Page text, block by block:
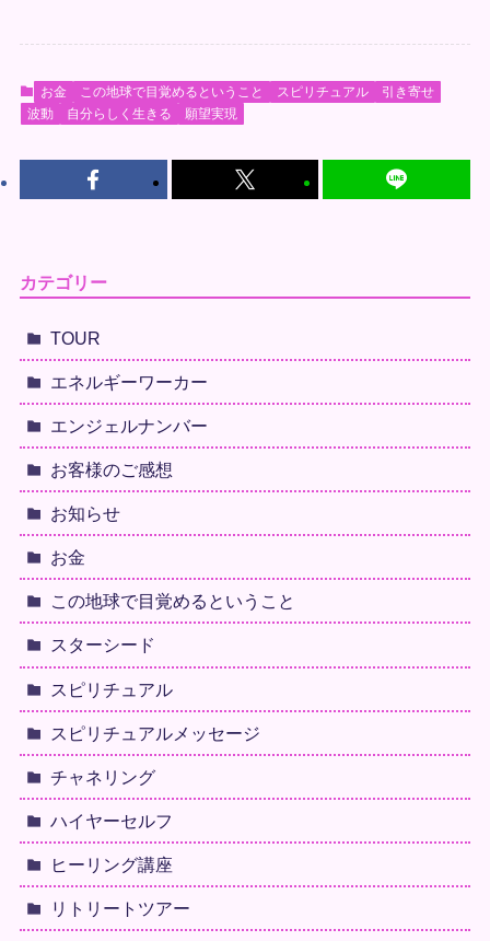
お金 この地球で目覚めるということ スピリチュアル
引き寄せ
波動
自分らしく生きる 願望実現
カテゴリー
TOUR
エネルギーワーカー
エンジェルナンバー
お客様のご感想
お知らせ
お金
この地球で目覚めるということ
スターシード
スピリチュアル
スピリチュアルメッセージ
チャネリング
ハイヤーセルフ
ヒーリング講座
リトリートツアー